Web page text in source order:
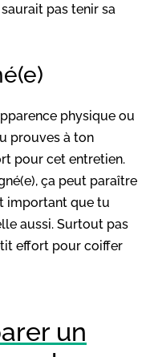
pas tenir sa
physique ou
prouves à ton
pour cet entretien.
ça peut paraître
important que tu
aussi. Surtout pas
effort pour coiffer
un